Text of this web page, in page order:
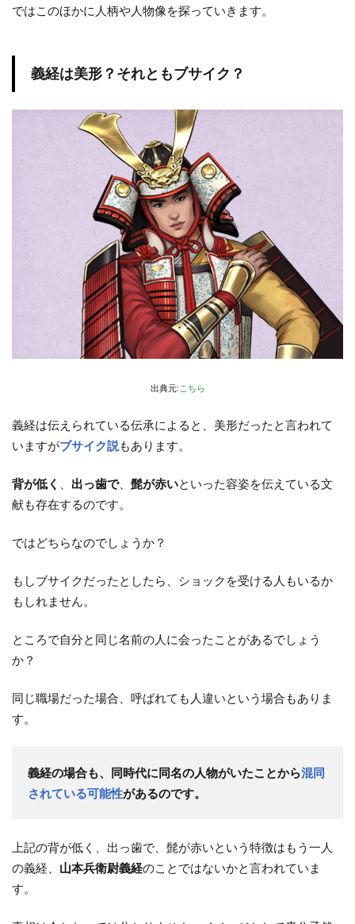
ではこのほかに人柄や人物像を探っていきます。
義経は美形？それともブサイク？
出典元: こちら
義経は伝えられている伝承によると、美形だったと言われて
いますがブサイク説もあります。
背が低く 出っ歯で、 髭が赤いといった容姿を伝えている文
献も存在するのです。
ではどちらなのでしょうか？
もしブサイクだったとしたら、ショックを受ける人もいるか
もしれません。
ところで自分と同じ名前の人に会ったことがあるでしょう
か？
同じ職場だった場合、呼ばれても人違いという場合もありま
す。
義経の場合も、同時代に同名の人物がいたことから混同
されている可能性があるのです。
上記の背が低く、出っ歯で、髭が赤いという特徴はもう一人
の義経、 山本兵衛尉義経のことではないかと言われていま
す。